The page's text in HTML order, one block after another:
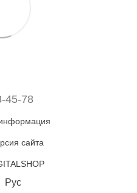
45-78
сайта
Рус